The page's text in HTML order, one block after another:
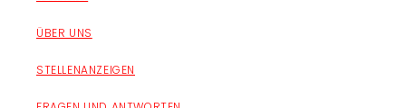
ÜBER UNS
STELLENANZEIGEN